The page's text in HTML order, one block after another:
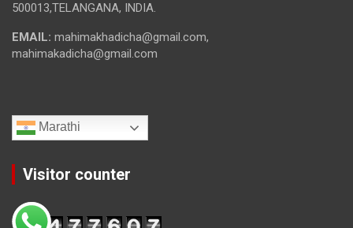
500013,TELANGANA, INDIA.
EMAIL: mahimakhadicha@gmail.com,
mahimakadicha@gmail.com
Marathi
Visitor counter